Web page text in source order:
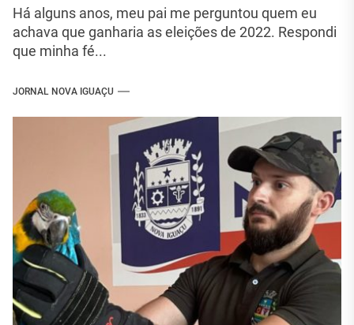
Há alguns anos, meu pai me perguntou quem eu
achava que ganharia as eleições de 2022. Respondi
que minha fé...
JORNAL NOVA IGUAÇU